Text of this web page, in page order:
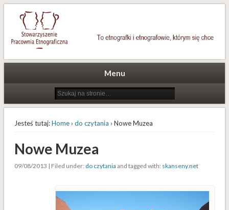
Stowarzyszenie Pracownia
Etnograficzna
To etnografki i etnografowie, którym się chce
Menu
Jesteś tutaj:Home› do czytania › Nowe Muzea
Nowe Muzea
09/08/2013 | Filed under: do czytania and tagged with: skanseny.net